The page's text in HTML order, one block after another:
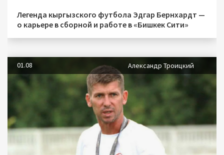
Легенда кыргызского футбола Эдгар Бернхардт —
о карьере в сборной и работе в «Бишкек Сити»
01.08 Александр Троицкий